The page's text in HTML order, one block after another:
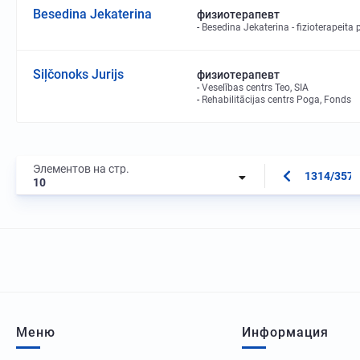
Besedina Jekaterina физиотерапевт
Besedina Jekaterina - fizioterapeita
Siļčonoks Jurijs физиотерапевт
Veselības centrs Teo, SIA
Rehabilitācijas centrs Poga, Fonds
Элементов на стр.
10
1314/3573
Меню Информация